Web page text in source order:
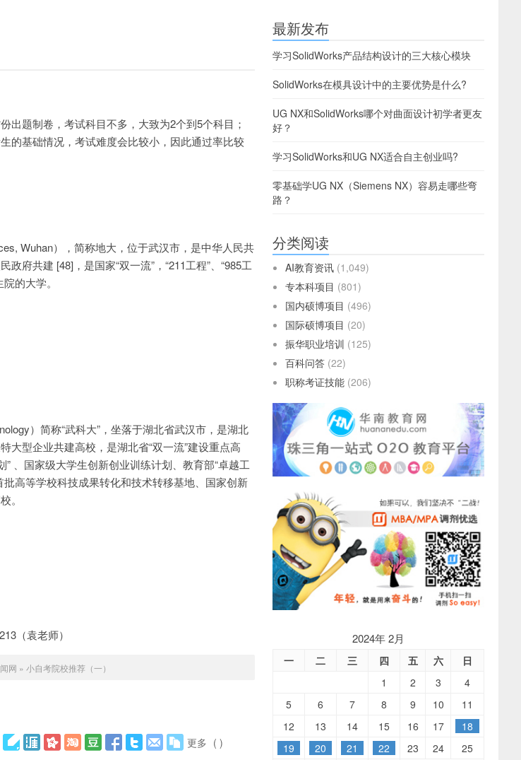
出题制卷，考试科目不多，大致为2个到5个科目；
的基础情况，考试难度会比较小，因此通过率比较
Wuhan），简称地大，位于武汉市，是中华人民共
府共建 [48]，是国家“双一流”，“211工程”、“985工
的大学。
）简称“武科大”，坐落于湖北省武汉市，是湖北
大型企业共建高校，是湖北省“双一流”建设重点高
、国家级大学生创新创业训练计划、教育部“卓越工
高等学校科技成果转化和技术转移基地、国家创新
。
（袁老师）
网 » 小自考院校推荐（一）
更多 ( )
最新发布
学习SolidWorks产品结构设计的三大核心模块
SolidWorks在模具设计中的主要优势是什么?
UG NX和SolidWorks哪个对曲面设计初学者更友
好？
学习SolidWorks和UG NX适合自主创业吗?
零基础学UG NX（Siemens NX）容易走哪些弯
路？
分类阅读
AI教育资讯 (1,049)
专本科项目 (801)
国内硕博项目 (496)
国际硕博项目 (20)
振华职业培训 (125)
百科问答 (22)
职称考证技能 (206)
2024年 2月
一 二 三 四 五 六
日
1
2 3
4
5
6 7 8 9 10
11
12
13 14 15 16 17
18
19
20 21 22 23 24
25